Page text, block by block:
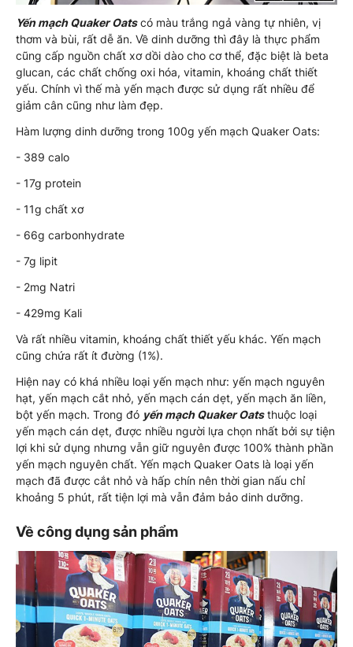
Yến mạch Quaker Oatscó màu trắng ngả vàng tự nhiên, vị
thơm và bùi, rất dễ ăn. Về dinh dưỡng thì đây là thực phẩm
cũng cấp nguồn chất xơ dồi dào cho cơ thể, đặc biệt là beta
glucan, các chất chống oxi hóa, vitamin, khoáng chất thiết
yếu. Chính vì thế mà yến mạch được sử dụng rất nhiều để
giảm cân cũng như làm đẹp.
Hàm lượng dinh dưỡng trong 100g yến mạch Quaker Oats:
- 389 calo
- 17g protein
- 11g chất xơ
- 66g carbonhydrate
- 7g lipit
- 2mg Natri
- 429mg Kali
Và rất nhiều vitamin, khoáng chất thiết yếu khác. Yến mạch
cũng chứa rất ít đường (1%).
Hiện nay có khá nhiều loại yến mạch như: yến mạch nguyên
hạt, yến mạch cắt nhỏ, yến mạch cán dẹt, yến mạch ăn liền,
bột yến mạch. Trong đó yến mạch Quaker Oatsthuộc loại
yến mạch cán dẹt, được nhiều người lựa chọn nhất bởi sự tiện
lợi khi sử dụng nhưng vẫn giữ nguyên được 100% thành phần
yến mạch nguyên chất. Yến mạch Quaker Oats là loại yến
mạch đã được cắt nhỏ và hấp chín nên thời gian nấu chỉ
khoảng 5 phút, rất tiện lợi mà vẫn đảm bảo dinh dưỡng.
Về công dụng sản phẩm